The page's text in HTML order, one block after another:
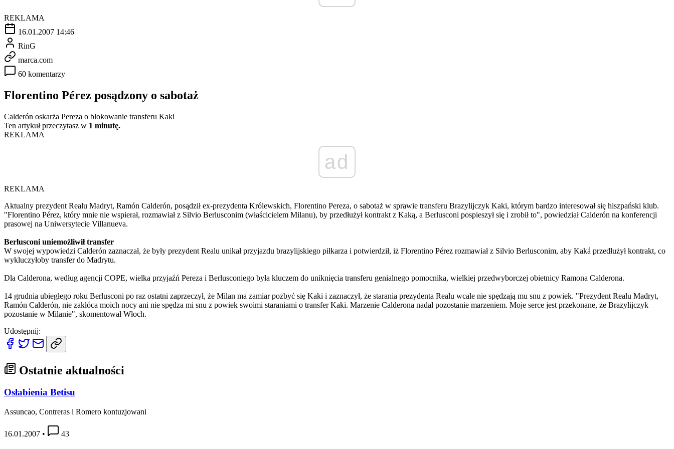
REKLAMA
16.01.2007 14:46
RinG
marca.com
60 komentarzy
Florentino Pérez posądzony o sabotaż
Calderón oskarża Pereza o blokowanie transferu Kaki
Ten artykuł przeczytasz w 1 minutę.
REKLAMA
ad
REKLAMA
Aktualny prezydent Realu Madryt, Ramón Calderón, posądził ex-prezydenta Królewskich, Florentino Pereza, o sabotaż w sprawie transferu Brazylijczyk Kaki, którym bardzo interesował się hiszpański klub.
"Florentino Pérez, który mnie nie wspierał, rozmawiał z Silvio Berlusconim (właścicielem Milanu), by przedłużył kontrakt z Kaką, a Berlusconi pospieszył się i zrobił to", powiedział Calderón na konferencji
prasowej na Uniwersytecie Villanueva.
Berlusconi uniemożliwił transfer
W swojej wypowiedzi Calderón zaznaczał, że były prezydent Realu unikał przyjazdu brazylijskiego piłkarza i potwierdził, iż Florentino Pérez rozmawiał z Silvio Berlusconim, aby Kaká przedłużył kontrakt, co
wykluczyłoby transfer do Madrytu.
Dla Calderona, według agencji COPE, wielka przyjaźń Pereza i Berlusconiego była kluczem do uniknięcia transferu genialnego pomocnika, wielkiej przedwyborczej obietnicy Ramona Calderona.
14 grudnia ubiegłego roku Berlusconi po raz ostatni zaprzeczył, że Milan ma zamiar pozbyć się Kaki i zaznaczył, że starania prezydenta Realu wcale nie spędzają mu snu z powiek. "Prezydent Realu Madryt,
Ramón Calderón, nie zakłóca moich nocy ani nie spędza mi snu z powiek swoimi staraniami o transfer Kaki. Marzenie Calderona nadal pozostanie marzeniem. Moje serce jest przekonane, że Brazylijczyk
pozostanie w Milanie", skomentował Włoch.
Udostępnij:
Ostatnie aktualności
Osłabienia Betisu
Assuncao, Contreras i Romero kontuzjowani
16.01.2007 • 43